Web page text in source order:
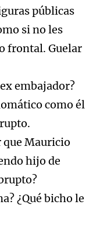
públicas
si no les
frontal. Guelar
embajador?
como él
que Mauricio
hijo de
¿Qué bicho le